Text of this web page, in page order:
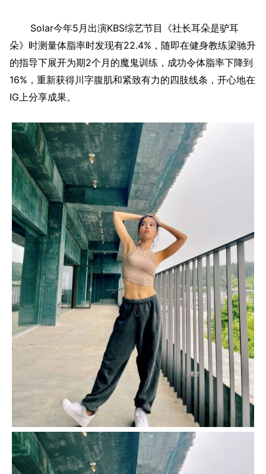
Solar今年5月出演KBS综艺节目《社长耳朵是驴耳
朵》时测量体脂率时发现有22.4%，随即在健身教练梁驰升
的指导下展开为期2个月的魔鬼训练，成功令体脂率下降到
16%，重新获得川字腹肌和紧致有力的四肢线条，开心地在
IG上分享成果。